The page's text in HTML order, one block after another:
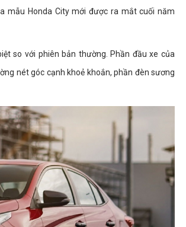
mẫu Honda City mới được ra mắt cuối năm
so với phiên bản thường. Phần đầu xe của
nét góc cạnh khoẻ khoắn, phần đèn sương